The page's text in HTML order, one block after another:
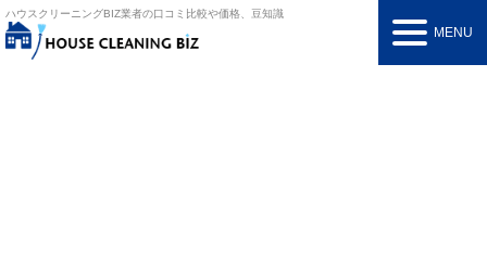
ハウスクリーニングBIZ業者の口コミ比較や価格、豆知識
MENU